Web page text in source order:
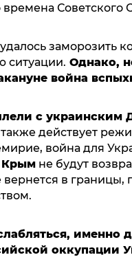
Советского
заморозить
ситуации. Однако,
война
с украинским
действует
война для
Крымне будут
вернется в
именно
оккупации